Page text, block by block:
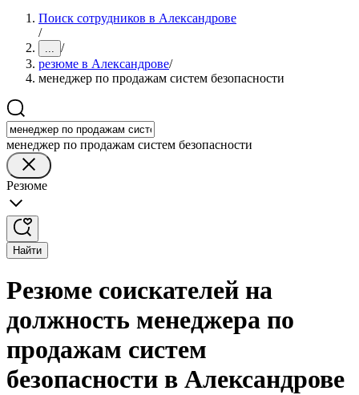
Поиск сотрудников в Александрове
/
... /
резюме в Александрове/
менеджер по продажам систем безопасности
менеджер по продажам систем безопасности
Резюме
Найти
Резюме соискателей на
должность менеджера по
продажам систем
безопасности в Александрове